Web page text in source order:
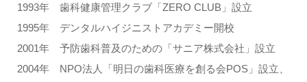
1993年 歯科健康管理クラブ「ZERO CLUB」設立
1995年 デンタルハイジニストアカデミー開校
2001年 予防歯科普及のための「サニア株式会社」設立
2004年 NPO法人「明日の歯科医療を創る会POS」設立、